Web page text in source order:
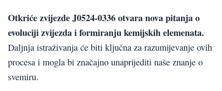
Otkriće zvijezde J0524-0336 otvara nova pitanja o
evoluciji zvijezda i formiranju kemijskih elemenata.
Daljnja istraživanja će biti ključna za razumijevanje ovih
procesa i mogla bi značajno unaprijediti naše znanje o
svemiru.